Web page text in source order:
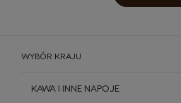
WYBÓR KRAJU
KAWA I INNE NAPOJE